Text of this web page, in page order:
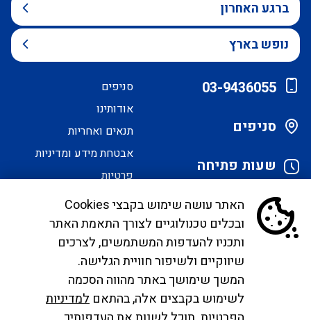
ברגע האחרון
נופש בארץ
03-9436055
סניפים
שעות פתיחה
סניפים
אודותינו
תנאים ואחריות
אבטחת מידע ומדיניות
פרטיות
הסדרי נגישות
לקוחות יקרים, בימים אלו אנו נערכים ליישם את
הנחיית הממונה בדבר פרסום אישור טיסות שכר ע"י
רשות התעופה. עד להטמעה מלאה של היישום ניתן
לפנות לבירורים לכתובת המייל
infocc@ayalagroup.co.il. לצפייה בזכויות הנוסע
האתר עושה שימוש בקבצי Cookies
ובכלים טכנולוגיים לצורך התאמת האתר
ותכניו להעדפות המשתמשים, לצרכים
שיווקיים ולשיפור חוויית הגלישה.
המשך שימושך באתר מהווה הסכמה
לשימוש בקבצים אלה, בהתאם למדיניות